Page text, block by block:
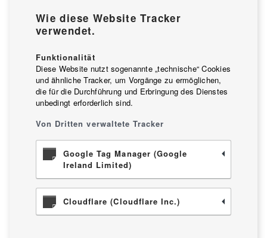
Wie diese Website Tracker
verwendet.
Funktionalität
Diese Website nutzt sogenannte „technische“ Cookies
und ähnliche Tracker, um Vorgänge zu ermöglichen,
die für die Durchführung und Erbringung des Dienstes
unbedingt erforderlich sind.
Von Dritten verwaltete Tracker
Google Tag Manager (Google
Ireland Limited)
Cloudflare (Cloudflare Inc.)